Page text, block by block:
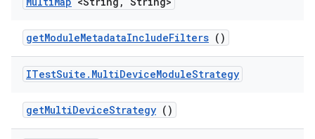
getModuleMetadataIncludeFilters ()
ITestSuite . MultiDeviceModuleStrategy
getMultiDeviceStrategy ()